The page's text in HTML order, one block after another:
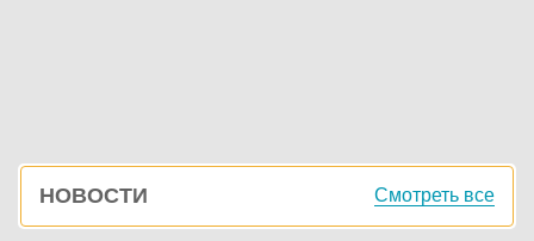
Боковая
панель
НОВОСТИ Смотреть все